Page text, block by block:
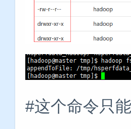
#这个命令只